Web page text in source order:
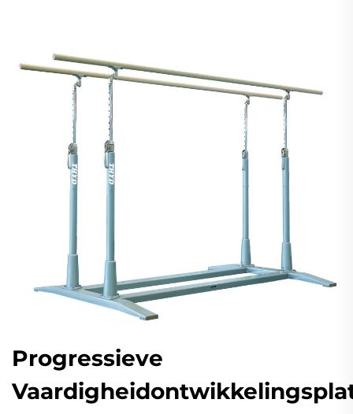
Progressieve